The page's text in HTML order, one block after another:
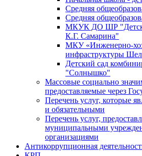
Средняя
Средняя
МКУК ДО ШР
К.Г. Самарина"
МКУ «Инженерно-
инфраструктуры
Детский сад
"Солнышко"
Массовые социально
предоставляемые через
Перечень услуг, которые
и обязательными
Перечень услуг,
муниципальными
организациями
Антикоррупционная